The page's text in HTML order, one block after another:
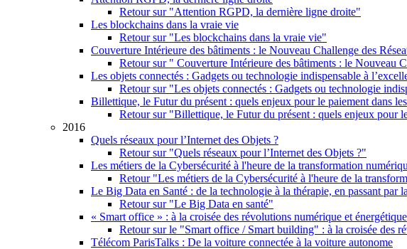
Retour sur "Attention RGPD, la dernière ligne droite"
Les blockchains dans la vraie vie
Retour sur "Les blockchains dans la vraie vie"
Couverture Intérieure des bâtiments : le Nouveau Challenge des
Retour sur " Couverture Intérieure des bâtiments : le Nouveau
Les objets connectés : Gadgets ou technologie indispensable à
Retour sur "Les objets connectés : Gadgets ou technologie
Billettique, le Futur du présent : quels enjeux pour le paiement dans
Retour sur "Billettique, le Futur du présent : quels enjeux pour
2016
Quels réseaux pour l’Internet des Objets ?
Retour sur "Quels réseaux pour l’Internet des Objets ?"
Les métiers de la Cybersécurité à l'heure de la transformation
Retour "Les métiers de la Cybersécurité à l'heure de la
Le Big Data en Santé : de la technologie à la thérapie, en passant par
Retour sur "Le Big Data en santé"
« Smart office » : à la croisée des révolutions numérique et énergétique
Retour sur le "Smart office / Smart building" : à la croisée des
Télécom ParisTalks : De la voiture connectée à la voiture autonome